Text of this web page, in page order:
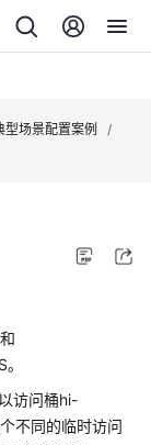
型场景配置案例
/
访问桶hi-
不同的临时访问